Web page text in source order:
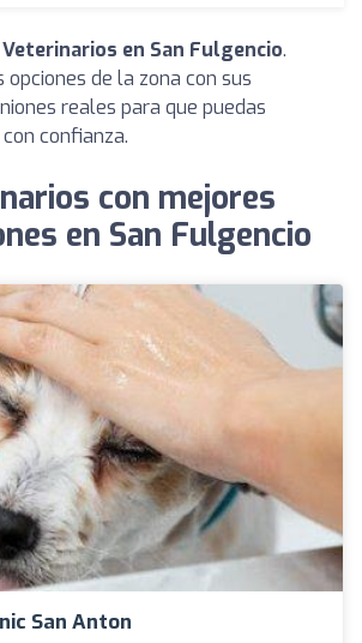
Veterinarios en San Fulgencio.
opciones de la zona con sus
reales para que puedas
confianza.
con mejores
en San Fulgencio
San Anton